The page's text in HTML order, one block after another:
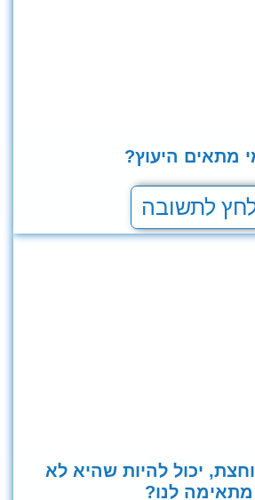
מתאים היעוץ?
לתשובה
יכול להיות שהיא לא
מתאימה לנו?